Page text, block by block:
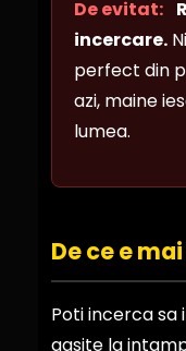
De evitat:
incercare.
perfect din
azi, maine
lumea.
De ce e
Poti incerca sa
gasite la